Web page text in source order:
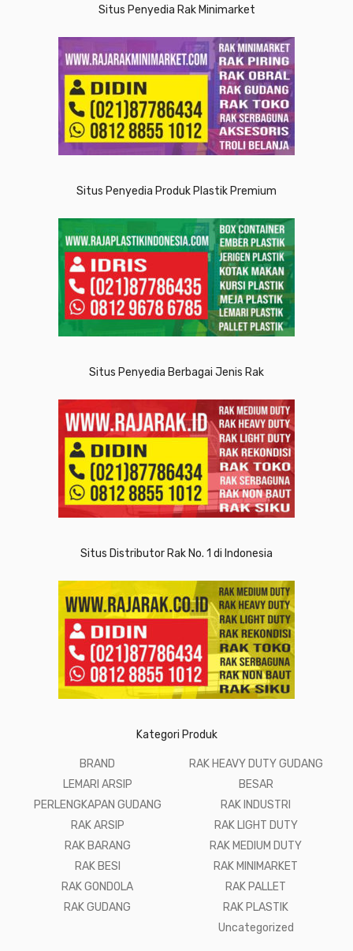
Situs Penyedia Rak Minimarket
Situs Penyedia Produk Plastik Premium
Situs Penyedia Berbagai Jenis Rak
Situs Distributor Rak No. 1 di Indonesia
Kategori Produk
BRAND
LEMARI ARSIP
PERLENGKAPAN GUDANG
RAK ARSIP
RAK BARANG
RAK BESI
RAK GONDOLA
RAK GUDANG
RAK HEAVY DUTY GUDANG
BESAR
RAK INDUSTRI
RAK LIGHT DUTY
RAK MEDIUM DUTY
RAK MINIMARKET
RAK PALLET
RAK PLASTIK
Uncategorized